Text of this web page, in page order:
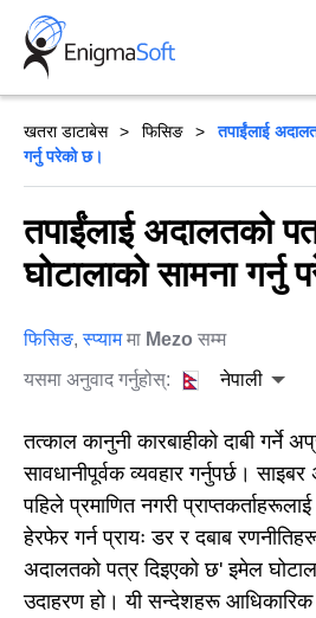
Skip
content
खतरा डाटाबेस फिसिङ
तपाईंलाई
गर्नु परेको छ।
तपाईंलाई अदालतको
घोटालाको सामना गर्नु
फिसिङ,स्प्याममा Mezo सम्म
यसमा अनुवाद गर्नुहोस्:
नेपाली
तत्काल कानुनी कारबाहीको दाबी गर्ने
सावधानीपूर्वक व्यवहार गर्नुपर्छ।
पहिले प्रमाणित नगरी
हेरफेर गर्न प्रायः डर र दबाब
अदालतको पत्र दिइएको छ' इमेल
उदाहरण हो। यी सन्देशहरू